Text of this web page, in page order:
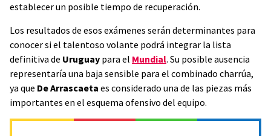
establecer un posible tiempo de recuperación.
Los resultados de esos exámenes serán determinantes para
conocer si el talentoso volante podrá integrar la lista
definitiva de Uruguay para el Mundial. Su posible ausencia
representaría una baja sensible para el combinado charrúa,
ya que De Arrascaeta es considerado una de las piezas más
importantes en el esquema ofensivo del equipo.